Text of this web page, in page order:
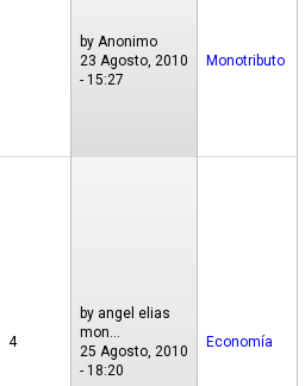
by Anonimo
23 Agosto, 2010
- 15:27
Monotributo
4
by angel elias
mon...
25 Agosto, 2010
- 18:20
Economía